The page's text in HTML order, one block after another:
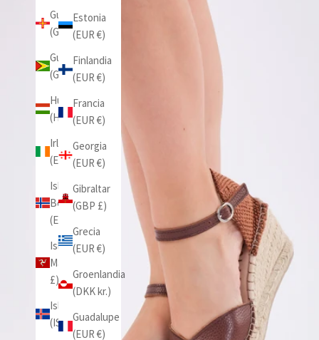
Guernesey
(GBP £)
Guyana
(GYD $)
Hungría
(HUF Ft)
Irlanda
(EUR €)
Isla
Bouvet
(EUR €)
Isla de
Man (GBP
£)
Islandia
(ISK kr)
Estonia
(EUR €)
Finlandia
(EUR €)
Francia
(EUR €)
Georgia
(EUR €)
Gibraltar
(GBP £)
Grecia
(EUR €)
Groenlandia
(DKK kr.)
Guadalupe
(EUR €)